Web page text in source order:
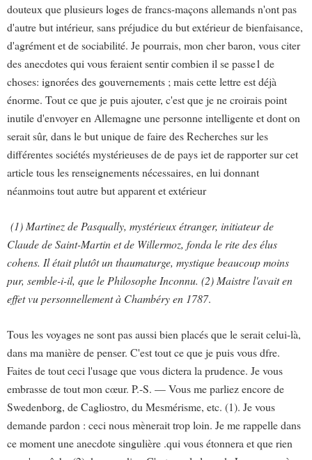
douteux que plusieurs loges de francs-maçons allemands n'ont pas
d'autre but intérieur, sans préjudice du but extérieur de bienfaisance,
d'agrément et de sociabilité. Je pourrais, mon cher baron, vous citer
des anecdotes qui vous feraient sentir combien il se passe1 de
choses: ignorées des gouvernements ; mais cette lettre est déjà
énorme. Tout ce que je puis ajouter, c'est que je ne croirais point
inutile d'envoyer en Allemagne une personne intelligente et dont on
serait sûr, dans le but unique de faire des Recherches sur les
différentes sociétés mystérieuses de de pays iet de rapporter sur cet
article tous les renseignements nécessaires, en lui donnant
néanmoins tout autre but apparent et extérieur
(1) Martinez de Pasqually, mystérieux étranger, initiateur de
Claude de Saint-Martin et de Willermoz, fonda le rite des élus
cohens. Il était plutôt un thaumaturge, mystique beaucoup moins
pur, semble-i-il, que le Philosophe Inconnu. (2) Maistre l'avait en
effet vu personnellement à Chambéry en 1787.
Tous les voyages ne sont pas aussi bien placés que le serait celui-là,
dans ma manière de penser. C'est tout ce que je puis vous dfre.
Faites de tout ceci l'usage que vous dictera la prudence. Je vous
embrasse de tout mon cœur. P.-S. — Vous me parliez encore de
Swedenborg, de Cagliostro, du Mesmérisme, etc. (1). Je vous
demande pardon : ceci nous mènerait trop loin. Je me rappelle dans
ce moment une anecdote singulière .qui vous étonnera et que rien